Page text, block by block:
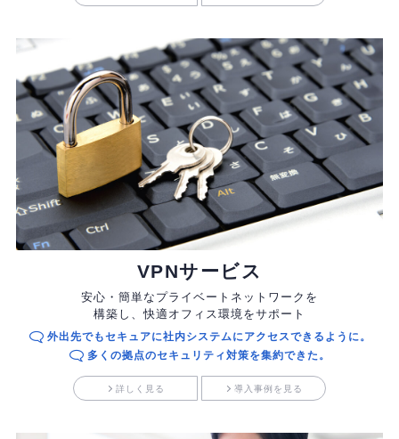
VPNサービス
安心・簡単なプライベートネットワークを
構築し、快適オフィス環境をサポート
外出先でもセキュアに社内システムにアクセスできるように。
多くの拠点のセキュリティ対策を集約できた。
詳しく見る 導入事例を見る